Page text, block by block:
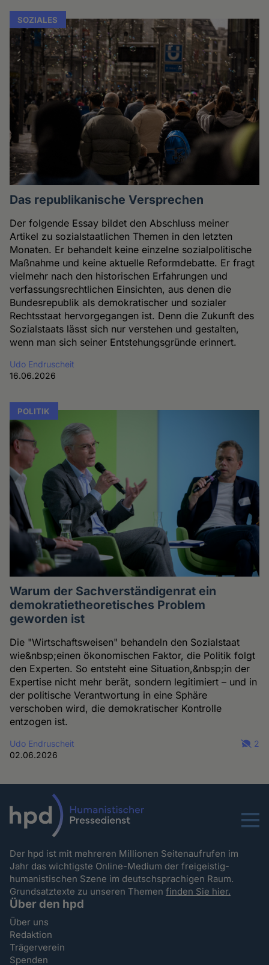
SOZIALES
Das republikanische Versprechen
Der folgende Essay bildet den Abschluss meiner
Artikel zu sozialstaatlichen Themen in den letzten
Monaten. Er behandelt keine einzelne sozialpolitische
Maßnahme und keine aktuelle Reformdebatte. Er fragt
vielmehr nach den historischen Erfahrungen und
verfassungsrechtlichen Einsichten, aus denen die
Bundesrepublik als demokratischer und sozialer
Rechtsstaat hervorgegangen ist. Denn die Zukunft des
Sozialstaats lässt sich nur verstehen und gestalten,
wenn man sich seiner Entstehungsgründe erinnert.
Udo Endruscheit
16.06.2026
POLITIK
Warum der Sachverständigenrat ein
demokratietheoretisches Problem
geworden ist
Die "Wirtschaftsweisen" behandeln den Sozialstaat
wie&nbsp;einen ökonomischen Faktor, die Politik folgt
den Experten. So entsteht eine Situation,&nbsp;in der
Expertise nicht mehr berät, sondern legitimiert – und in
der politische Verantwortung in eine Sphäre
verschoben wird, die demokratischer Kontrolle
entzogen ist.
Udo Endruscheit
02.06.2026
2
Menu
Der hpd ist mit mehreren Millionen Seitenaufrufen im
Jahr das wichtigste Online-Medium der freigeistig-
humanistischen Szene im deutschsprachigen Raum.
Grundsatztexte zu unseren Themenfinden Sie hier.
Über den hpd
Über uns
Redaktion
Trägerverein
Spenden